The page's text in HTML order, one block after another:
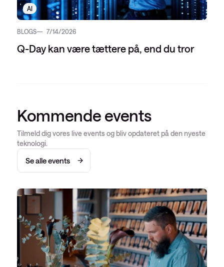
AI
BLOGS 7/14/2026
Q-Day kan være tættere på, end du tror
Kommende events
Tilmeld dig vores live events og bliv opdateret på den nyeste
teknologi.
Se alle events